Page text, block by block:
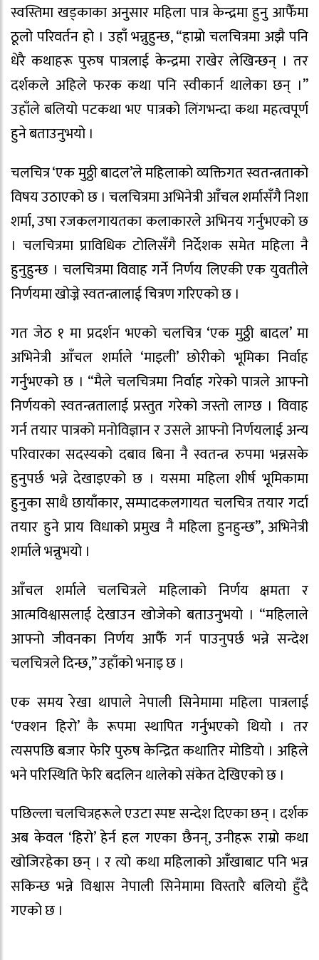
स्वस्तिमा खड्काका अनुसार महिला पात्र केन्द्रमा हुनु आफैँमा
ठूलो परिवर्तन हो । उहाँ भन्नुहुन्छ, “हाम्रो चलचित्रमा अझै पनि
धेरै कथाहरू पुरुष पात्रलाई केन्द्रमा राखेर लेखिन्छन् । तर
दर्शकले अहिले फरक कथा पनि स्वीकार्न थालेका छन् ।”
उहाँले बलियो पटकथा भए पात्रको लिंगभन्दा कथा महत्वपूर्ण
हुने बताउनुभयो ।
चलचित्र ‘एक मुठ्ठी बादल’ले महिलाको व्यक्तिगत स्वतन्त्रताको
विषय उठाएको छ । चलचित्रमा अभिनेत्री आँचल शर्मासँगै निशा
शर्मा, उषा रजकलगायतका कलाकारले अभिनय गर्नुभएको छ
। चलचित्रमा प्राविधिक टोलिसँगै निर्देशक समेत महिला नै
हुनुहुन्छ । चलचित्रमा विवाह गर्ने निर्णय लिएकी एक युवतीले
निर्णयमा खोज्ने स्वतन्त्रालाई चित्रण गरिएको छ ।
गत जेठ १ मा प्रदर्शन भएको चलचित्र ‘एक मुठ्ठी बादल’ मा
अभिनेत्री आँचल शर्माले ‘माइली’ छोरीको भूमिका निर्वाह
गर्नुभएको छ । “मैले चलचित्रमा निर्वाह गरेको पात्रले आफ्नो
निर्णयको स्वतन्त्रतालाई प्रस्तुत गरेको जस्तो लाग्छ । विवाह
गर्न तयार पात्रको मनोविज्ञान र उसले आफ्नो निर्णयलाई अन्य
परिवारका सदस्यको दबाव बिना नै स्वतन्त्र रुपमा भन्नसके
हुनुपर्छ भन्ने देखाइएको छ । यसमा महिला शीर्ष भूमिकामा
हुनुका साथै छायाँकार, सम्पादकलगायत चलचित्र तयार गर्दा
तयार हुने प्राय विधाको प्रमुख नै महिला हुनहुन्छ”, अभिनेत्री
शर्माले भन्नुभयो ।
आँचल शर्माले चलचित्रले महिलाको निर्णय क्षमता र
आत्मविश्वासलाई देखाउन खोजेको बताउनुभयो । “महिलाले
आफ्नो जीवनका निर्णय आफैँ गर्न पाउनुपर्छ भन्ने सन्देश
चलचित्रले दिन्छ,” उहाँको भनाइ छ ।
एक समय रेखा थापाले नेपाली सिनेमामा महिला पात्रलाई
‘एक्शन हिरो’ कै रूपमा स्थापित गर्नुभएको थियो । तर
त्यसपछि बजार फेरि पुरुष केन्द्रित कथातिर मोडियो । अहिले
भने परिस्थिति फेरि बदलिन थालेको संकेत देखिएको छ ।
पछिल्ला चलचित्रहरूले एउटा स्पष्ट सन्देश दिएका छन् । दर्शक
अब केवल ‘हिरो’ हेर्न हल गएका छैनन्, उनीहरू राम्रो कथा
खोजिरहेका छन् । र त्यो कथा महिलाको आँखाबाट पनि भन्न
सकिन्छ भन्ने विश्वास नेपाली सिनेमामा विस्तारै बलियो हुँदै
गएको छ ।